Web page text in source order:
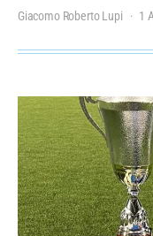
Giacomo Roberto Lupi 1